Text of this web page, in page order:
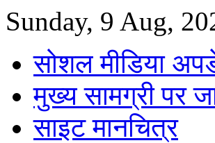
Sunday, 9 Aug,
सोशल मीडिया
मुख्य सामग्री पर
साइट मानचित्र